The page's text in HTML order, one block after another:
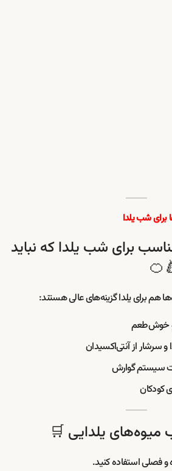
برای شب یلدا
برای شب یلدا که نباید
هم برای یلدا گزینه‌های عالی هستند:
از آنتی‌اکسیدان
سیستم گوارش
کودکان
میوه‌های یلدایی 🛒
و فصلی استفاده کنید.